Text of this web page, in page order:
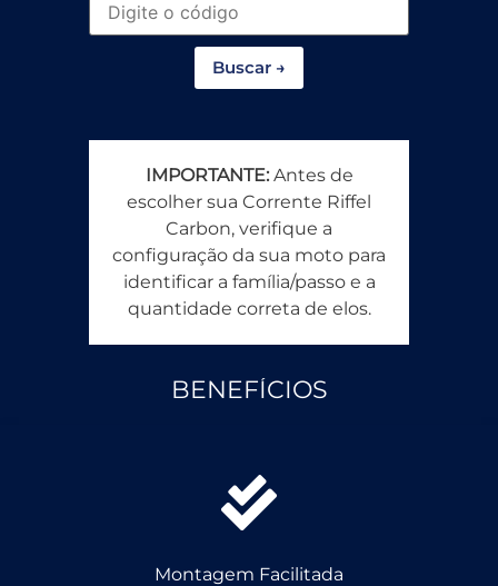
Buscar →
IMPORTANTE:Antes de
escolher sua Corrente Riffel
Carbon, verifique a
configuração da sua moto para
identificar a família/passo e a
quantidade correta de elos.
BENEFÍCIOS
Montagem Facilitada